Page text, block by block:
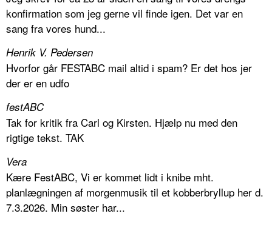
konfirmation som jeg gerne vil finde igen. Det var en
sang fra vores hund...
Henrik V. Pedersen
Hvorfor går FESTABC mail altid i spam? Er det hos jer
der er en udfo
festABC
Tak for kritik fra Carl og Kirsten. Hjælp nu med den
rigtige tekst. TAK
Vera
Kære FestABC, Vi er kommet lidt i knibe mht.
planlægningen af morgenmusik til et kobberbryllup her d.
7.3.2026. Min søster har...